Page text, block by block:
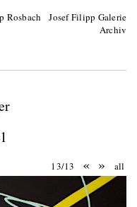
Rosbach Josef Filipp Galerie
Archiv
März 2021
13/13 « » all